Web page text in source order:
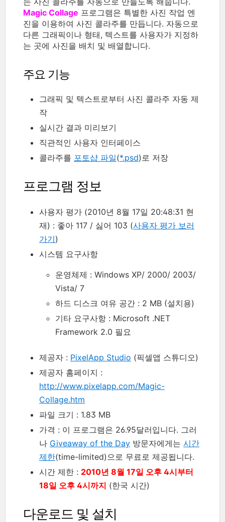
Magic Collage 프로그램은 특별한 사진 작업 엔
진을 이용하여 사진 콜라주를 만듭니다. 자동으로
다른 그래픽이나 형태, 텍스트를 사용자가 지정하
는 곳에 사진을 배치 및 배열합니다.
주요 기능
그래픽 및 텍스트로부터 사진 콜라주 자동 제
작
실시간 결과 미리보기
직관적인 사용자 인터페이스
콜라주를 포토샵 파일(*.psd)로 저장
프로그램 정보
사용자 평가 (2010년 8월 17일 20:48:31 현
재) : 좋아 117 / 싫어 103 (사용자 평가 보러
가기)
시스템 요구사항
운영체제 : Windows XP/ 2000/ 2003/
Vista/ 7
하드 디스크 여유 공간 : 2 MB (설치용)
기타 요구사항 : Microsoft .NET
Framework 2.0 필요
제공자 : PixelApp Studio (픽셀앱 스튜디오)
제공자 홈페이지 :
http://www.pixelapp.com/Magic-
Collage.htm
파일 크기 : 1.83 MB
가격 : 이 프로그램은 26.95달러입니다. 그러
나 Giveaway of the Day 방문자에게는 시간
제한(time-limited)으로 무료로 제공됩니다.
시간 제한 : 2010년 8월 17일 오후 4시부터
18일 오후 4시까지 (한국 시간)
다운로드 및 설치